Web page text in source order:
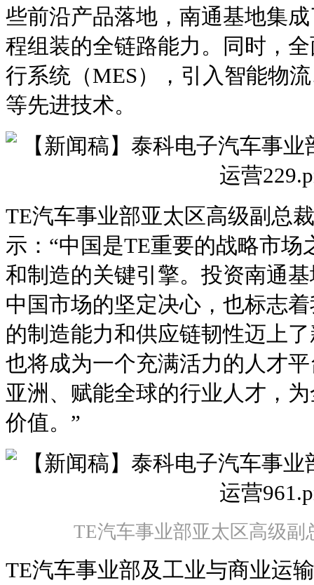
些前沿产品落地，南通基地集
程组装的全链路能力。同时，
行系统（MES），引入智能物
等先进技术。
TE汽车事业部亚太区高级副总
示：“中国是TE重要的战略市
和制造的关键引擎。投资南通
中国市场的坚定决心，也标志
的制造能力和供应链韧性迈上
也将成为一个充满活力的人才
亚洲、赋能全球的行业人才，
价值。”
TE汽车事业部亚太区高级副
TE汽车事业部及工业与商业运